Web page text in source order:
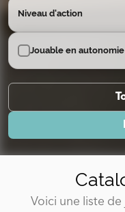
Niveau d'action
Jouable en autonomie
Voici une liste